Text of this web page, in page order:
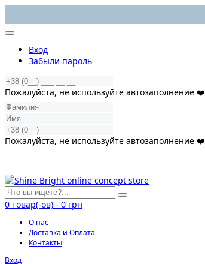
Вход
Забыли пароль
Пожалуйста, не используйте автозаполнение ❤️
Пожалуйста, не используйте автозаполнение ❤️
0 товар(-ов) - 0 грн
О нас
Доставка и Оплата
Контакты
Вход